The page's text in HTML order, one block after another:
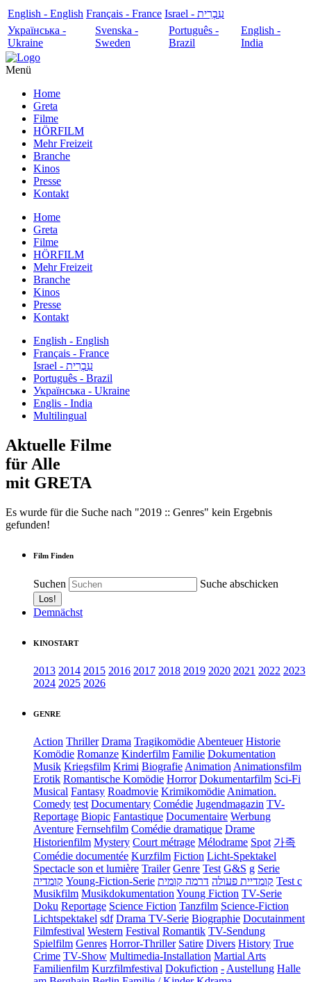
English - English Français - France
עִבְרִית - Israel
Українська -
Ukraine
Svenska -
Sweden
Português -
Brazil
English -
India
Menü
Home
Greta
Filme
HÖRFILM
Mehr Freizeit
Branche
Kinos
Presse
Kontakt
Home
Greta
Filme
HÖRFILM
Mehr Freizeit
Branche
Kinos
Presse
Kontakt
English - English
Français - France
עִבְרִית - Israel
Português - Brazil
Українська - Ukraine
Englis - India
Multilingual
Aktuelle Filme
für Alle
mit GRETA
Es wurde für die Suche nach "2019 :: Genres" kein Ergebnis
gefunden!
Film Finden
Suchen Suche abschicken
Demnächst
KINOSTART
2013 2014 2015 2016 2017 2018 2019 2020 2021 2022 2023
2024 2025 2026
GENRE
Action Thriller Drama Tragikomödie Abenteuer Historie
Komödie Romanze Kinderfilm Familie Dokumentation
Musik Kriegsfilm Krimi Biografie Animation Animationsfilm
Erotik Romantische Komödie Horror Dokumentarfilm Sci-Fi
Musical Fantasy Roadmovie Krimikomödie Animation.
Comedy test Documentary Comédie Jugendmagazin TV-
Reportage Biopic Fantastique Documentaire Werbung
Aventure Fernsehfilm Comédie dramatique Drame
Historienfilm Mystery Court métrage Mélodrame Spot 가족
Comédie documentée Kurzfilm Fiction Licht-Spektakel
Spectacle son et lumière Trailer Genre Test G&S g Serie
קומדיה Young-Fiction-Serie קומדיית פעולה דרמה קומית
Test c
Musikfilm Musikdokumentation Young Fiction TV-Serie
Doku Reportage Science Fiction Tanzfilm Science-Fiction
Lichtspektakel sdf Drama TV-Serie Biographie Docutainment
Filmfestival Western Festival Romantik TV-Sendung
Spielfilm Genres Horror-Thriller Satire Divers History True
Crime TV-Show Multimedia-Installation Martial Arts
Familienfilm Kurzfilmfestival Dokufiction - Austellung Halle